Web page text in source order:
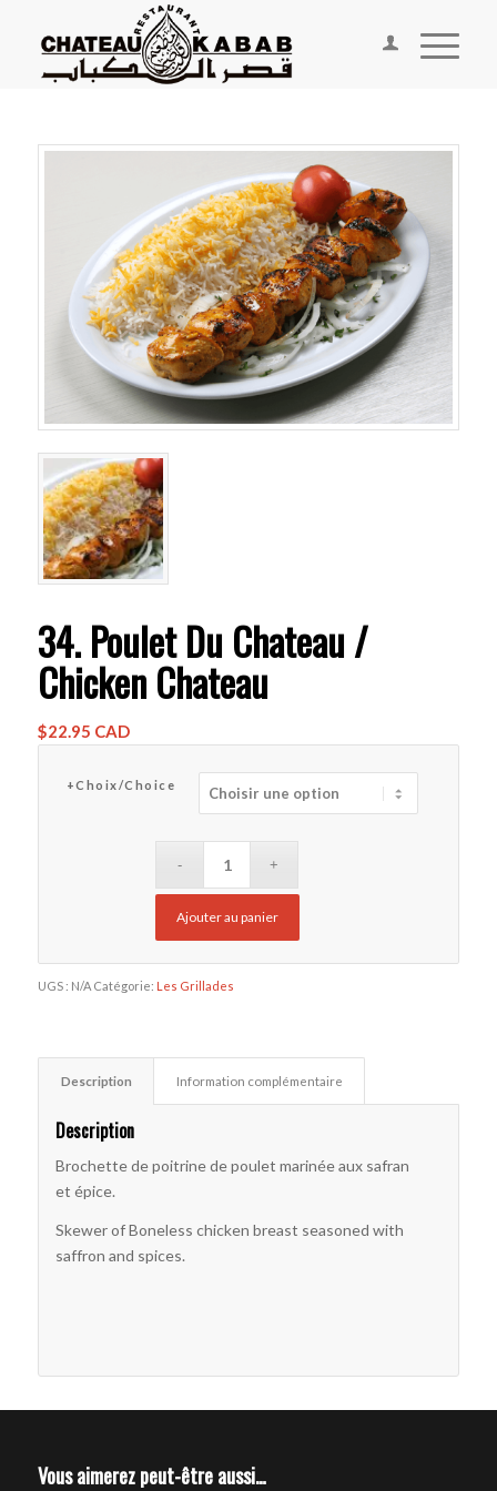
34. Poulet Du Chateau /
Chicken Chateau
$22.95 CAD
+Choix/Choice
Ajouter au panier
UGS : N/A Catégorie: Les Grillades
Description Information complémentaire
Description
Brochette de poitrine de poulet marinée aux safran
et épice.
Skewer of Boneless chicken breast seasoned with
saffron and spices.
Vous aimerez peut-être aussi…